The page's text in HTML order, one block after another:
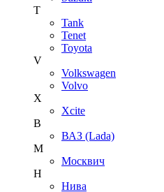
T
Tank
Tenet
Toyota
V
Volkswagen
Volvo
X
Xcite
В
ВАЗ (Lada)
М
Москвич
Н
Нива